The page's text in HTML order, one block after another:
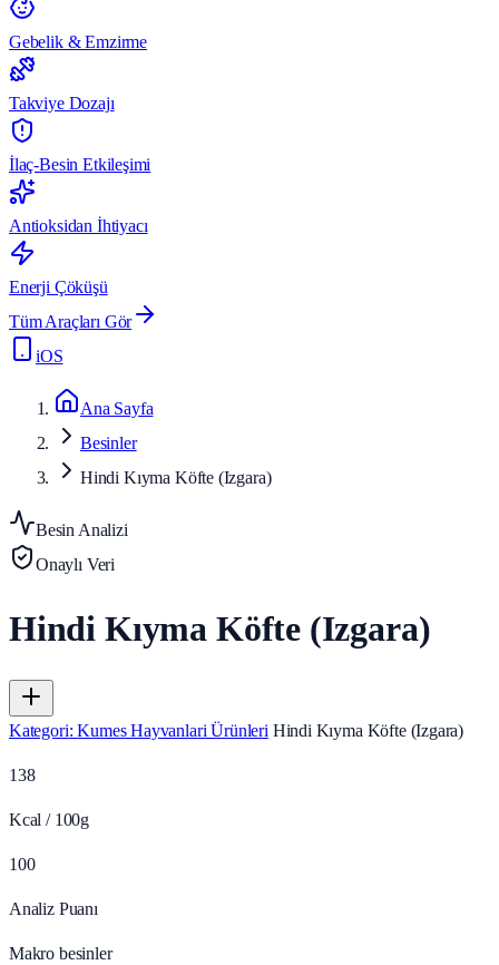
Gebelik & Emzirme
Takviye Dozajı
İlaç-Besin Etkileşimi
Antioksidan İhtiyacı
Enerji Çöküşü
Tüm Araçları Gör
iOS
Ana Sayfa
Besinler
Hindi Kıyma Köfte (Izgara)
Besin Analizi
Onaylı Veri
Hindi Kıyma Köfte (Izgara)
Kategori:Kumes Hayvanlari Ürünleri Hindi Kıyma Köfte (Izgara)
138
Kcal / 100g
100
Analiz Puanı
Makro besinler